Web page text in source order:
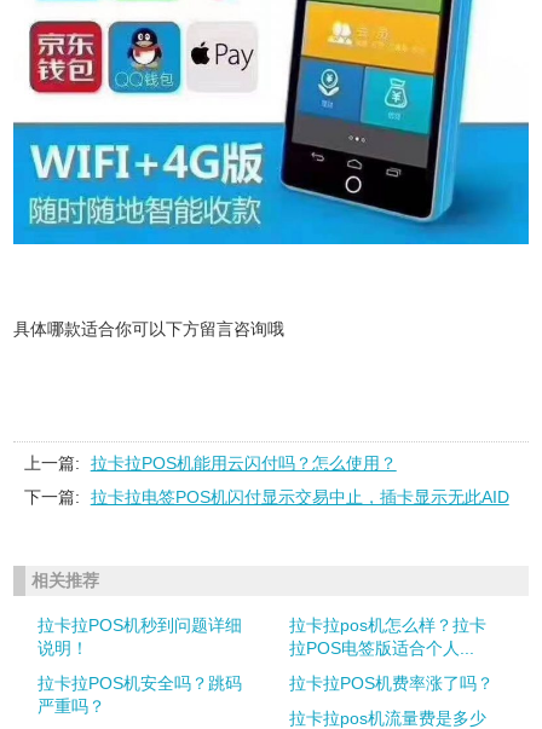
具体哪款适合你可以下方留言咨询哦
上一篇:
拉卡拉POS机能用云闪付吗？怎么使用？
下一篇:
拉卡拉电签POS机闪付显示交易中止，插卡显示无此AID
相关推荐
拉卡拉POS机秒到问题详细
说明！
拉卡拉pos机怎么样？拉卡
拉POS电签版适合个人...
拉卡拉POS机安全吗？跳码
严重吗？
拉卡拉POS机费率涨了吗？
拉卡拉pos机流量费是多少